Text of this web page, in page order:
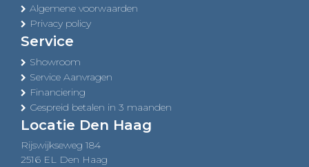
Algemene voorwaarden
Privacy policy
Service
Showroom
Service Aanvragen
Financiering
Gespreid betalen in 3 maanden
Locatie Den Haag
Rijswijkseweg 184
2516 EL Den Haag